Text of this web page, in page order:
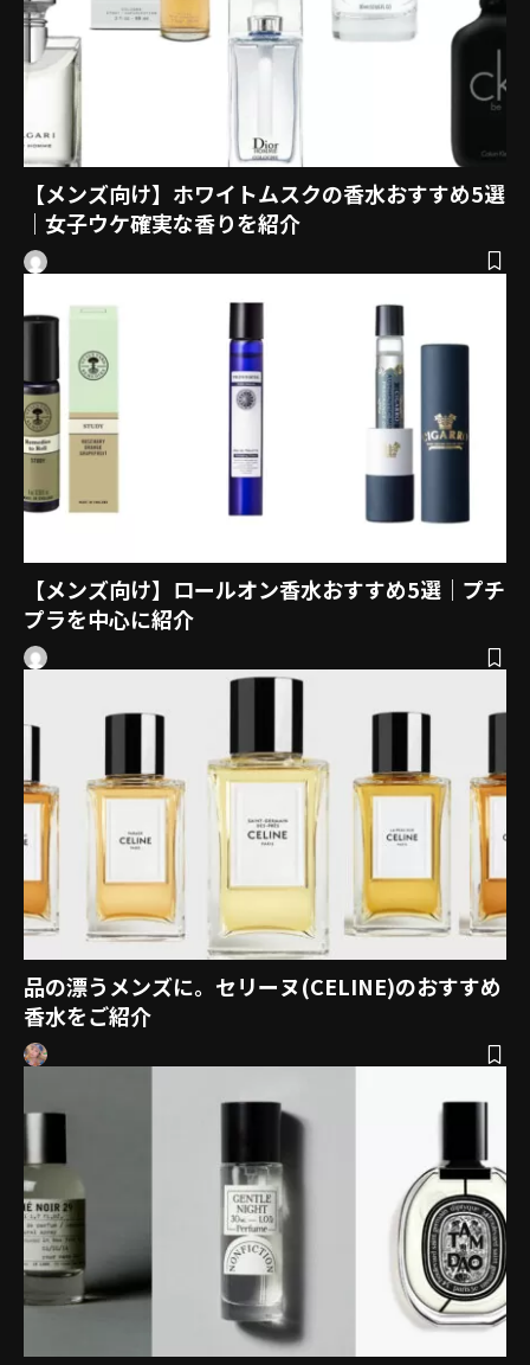
【メンズ向け】ホワイトムスクの香水おすすめ5選
｜女子ウケ確実な香りを紹介
【メンズ向け】ロールオン香水おすすめ5選｜プチ
プラを中心に紹介
品の漂うメンズに。セリーヌ(CELINE)のおすすめ
香水をご紹介